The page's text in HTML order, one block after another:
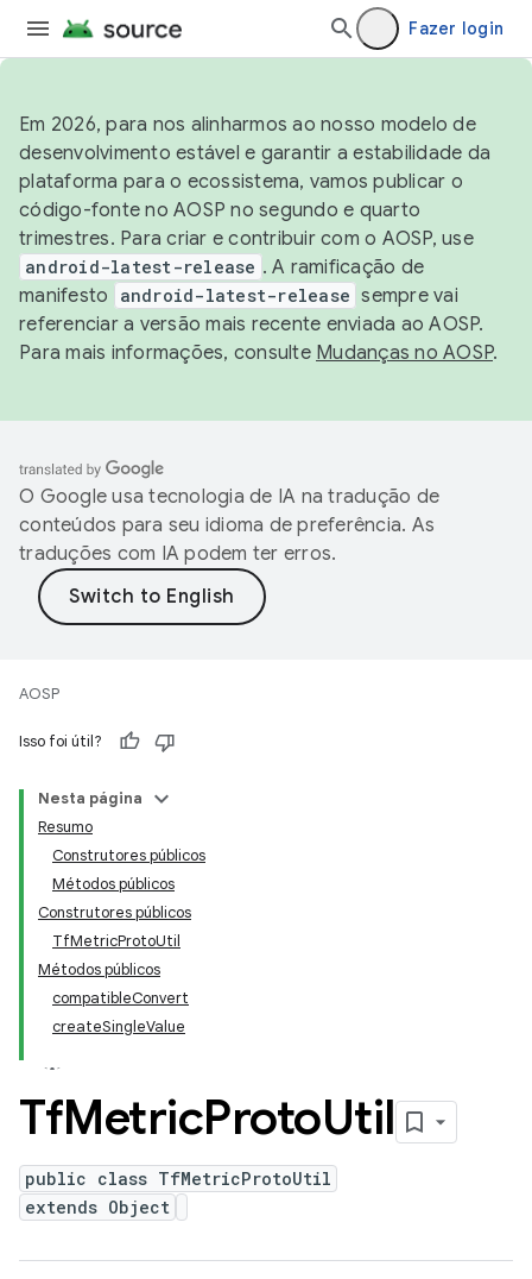
Fazer login
Em 2026, para nos alinharmos ao nosso modelo de
desenvolvimento estável e garantir a estabilidade da
plataforma para o ecossistema, vamos publicar o
código-fonte no AOSP no segundo e quarto
trimestres. Para criar e contribuir com o AOSP, use
android-latest-release . A ramificação de
manifesto
android-latest-release sempre vai
referenciar a versão mais recente enviada ao AOSP.
Para mais informações, consulte Mudanças no AOSP.
O Google usa tecnologia de IA na tradução de
conteúdos para seu idioma de preferência. As
traduções com IA podem ter erros.
AOSP
Isso foi útil?
Nesta página
Resumo
Construtores públicos
Métodos públicos
Construtores públicos
TfMetricProtoUtil
Métodos públicos
compatibleConvert
createSingleValue
TfMetricProtoUtil
public class TfMetricProtoUtil
extends Object